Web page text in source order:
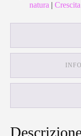
natura | Crescita